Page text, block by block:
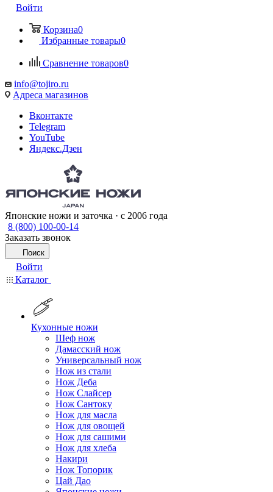
Войти
Корзина0
Избранные товары0
Сравнение товаров0
info@tojiro.ru
Адреса магазинов
Вконтакте
Telegram
YouTube
Яндекс.Дзен
Японские ножи и заточка · с 2006 года
8 (800) 100-00-14
Заказать звонок
Поиск
Войти
Каталог
Кухонные ножи
Шеф нож
Дамасский нож
Универсальный нож
Нож из стали
Нож Деба
Нож Слайсер
Нож Сантоку
Нож для масла
Нож для овощей
Нож для сашими
Нож для хлеба
Накири
Нож Топорик
Цай Дао